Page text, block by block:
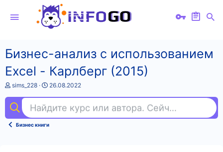
Бизнес-анализ с использованием
Excel - Карлберг (2015)
А
т
о
т
sims_228
Д
а
н
а
26.08.2022
Найдите курс или автора. Сейчас ищут
Бизнес книги